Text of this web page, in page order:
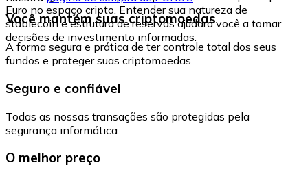
Euro no espaço cripto. Entender sua natureza de
stablecoin e estrutura de reservas ajudará você a tomar
decisões de investimento informadas.
Você mantém suas criptomoedas
A forma segura e prática de ter controle total dos seus
fundos e proteger suas criptomoedas.
Seguro e confiável
Todas as nossas transações são protegidas pela
segurança informática.
O melhor preço